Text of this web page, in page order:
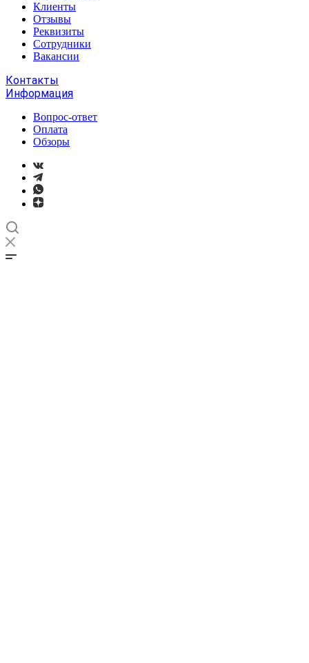
Клиенты
Отзывы
Реквизиты
Сотрудники
Вакансии
Контакты
Информация
Вопрос-ответ
Оплата
Обзоры